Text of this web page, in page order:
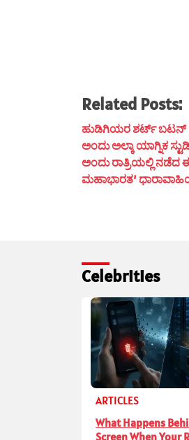
Related Posts:
ಹುಡಿಗಿಯರ ಶರ್ಟ್ ಬಟನ್
ಅಂದು ಅಲ್ಕಾ ಯಾಗ್ನಿಕ
ಅಂದು ರಾತ್ರಿಯಲ್ಲಿ
ಮಹಾಭಾರತ’ ಧಾರಾವಾಹಿಯ
Celebrities
ARTICLES
What Happens
Screen When Your